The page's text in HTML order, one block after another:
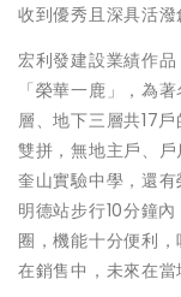
收到優秀且深具活潑
宏利發建設業績作
「榮華一鹿」，為
層、地下三層共17
雙拼，無地主戶、
奎山實驗中學，還
明德站步行10分鐘
圈，機能十分便利
在銷售中，未來在當